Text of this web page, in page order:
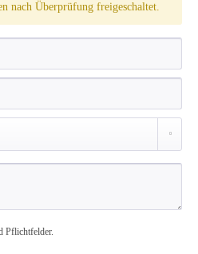
nach Überprüfung freigeschaltet.
Pflichtfelder.